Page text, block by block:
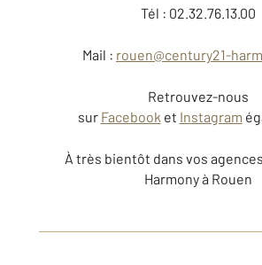
Tél : 02.32.76.13.00
Mail : rouen@century21-
Retrouvez-nous
sur Facebook et Instagram
À très bientôt dans vos
Harmony à Rouen